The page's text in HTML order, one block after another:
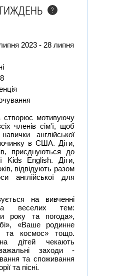
?
2023 - 28 липня
створює мотивуючу
членів сім'ї, щоб
англійської
в США. Діти,
приєднуються до
Kids English. Діти,
відвідують разом
англійської для
на вивченні
та веселих тем:
року та погода»,
«Ваше родинне
та космос» тощо.
дітей чекають
заходи -
та споживання
та пісні.